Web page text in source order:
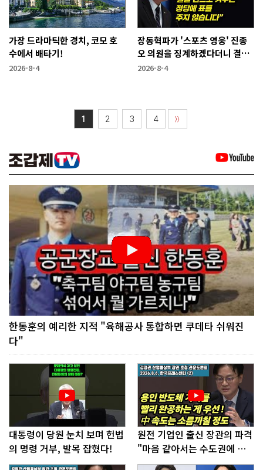
가장 드라마틱한 경치, 코모 호
수에서 배타기!
2026-8-4
장동혁파가 '스포츠 영웅' 진종
오 의원을 징계하겠다더니 결국
···
2026-8-4
1 2 3 4 〉〉
한동훈의 예리한 지적 "육해공사 통합하면 쿠데타 쉬워진
다"
대통령이 당원 눈치 보며 헌법
의 명령 거부, 발목 잡혔다!
원전 기업인 출신 장관의 파격
"마음 같아서는 수도권에 원
전 짓고싶다"